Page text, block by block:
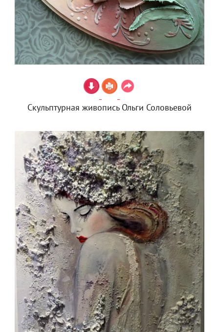
Скульптурная живопись Ольги Соловьевой